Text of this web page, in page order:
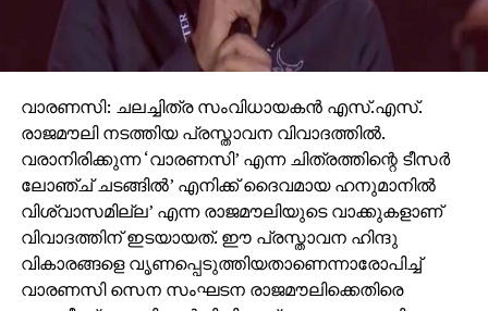
വാരണസി: ചലച്ചിത്ര സംവിധായകന്‍ എസ്.എസ്.
രാജമൗലി നടത്തിയ പ്രസ്താവന വിവാദത്തില്‍.
വരാനിരിക്കുന്ന ‘വാരണസി’ എന്ന ചിത്രത്തിന്റെ ടീസര്‍
ലോഞ്ച് ചടങ്ങില്‍’ എനിക്ക് ദൈവമായ ഹനുമാനില്‍
വിശ്വാസമില്ല’ എന്ന രാജമൗലിയുടെ വാക്കുകളാണ്
വിവാദത്തിന് ഇടയായത്. ഈ പ്രസ്താവന ഹിന്ദു
വികാരങ്ങളെ വൃണപ്പെടുത്തിയതാണെന്നാരോപിച്ച്
വാരണസി സെന സംഘടന രാജമൗലിക്കെതിരെ